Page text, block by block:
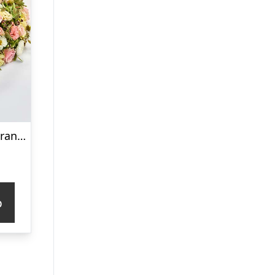
Yndig blomsterkrans i pastelfarver, floristens valg – Blomster til begravelse